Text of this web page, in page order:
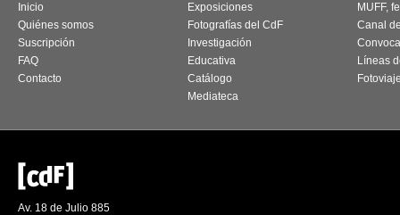
Inicio
Quiénes somos
Suscripción
FAQ
Contacto
Exposiciones
Fotografías del CdF
Investigación
Educativa
Catálogo
Mediateca
MUFF,
Canal
Líneas
Av. 18 de Julio 885